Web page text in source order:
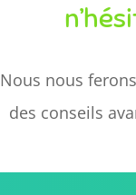
Nous nous
des conseils